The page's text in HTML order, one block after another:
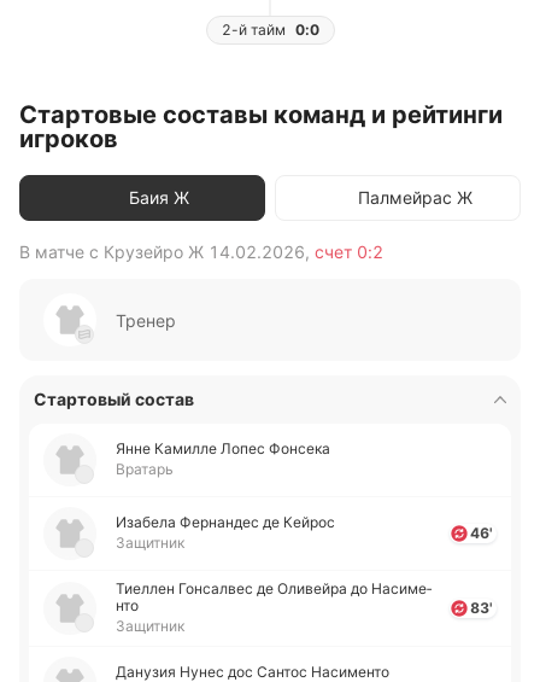
2-й тайм 0:0
Стартовые составы команд и рейтинги
игроков
Баия Ж Палмейрас Ж
В матче с Крузейро Ж 14.02.2026, счет 0:2
Тренер
Стартовый состав
Янне Ка­ми­лле Лопес Фо­нсе­ка
Вратарь
Иза­бе­ла Фе­рна­ндес де Кейрос
Защитник
46'
Тие­ллен Го­нса­лвес де Оли­вей­ра до На­си­ме­
нто
Защитник
83'
Да­ну­зия Нунес дос Сантос На­си­ме­нто